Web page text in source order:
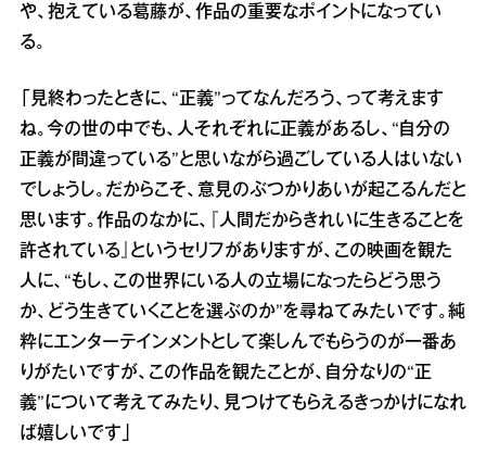
や、抱えている葛藤が、作品の重要なポイントになってい
る。
「見終わったときに、“正義”ってなんだろう、って考えます
ね。今の世の中でも、人それぞれに正義があるし、“自分の
正義が間違っている”と思いながら過ごしている人はいない
でしょうし。だからこそ、意見のぶつかりあいが起こるんだと
思います。作品のなかに、『人間だからきれいに生きることを
許されている』というセリフがありますが、この映画を観た
人に、“もし、この世界にいる人の立場になったらどう思う
か、どう生きていくことを選ぶのか”を尋ねてみたいです。純
粋にエンターテインメントとして楽しんでもらうのが一番あ
りがたいですが、この作品を観たことが、自分なりの“正
義”について考えてみたり、見つけてもらえるきっかけになれ
ば嬉しいです」